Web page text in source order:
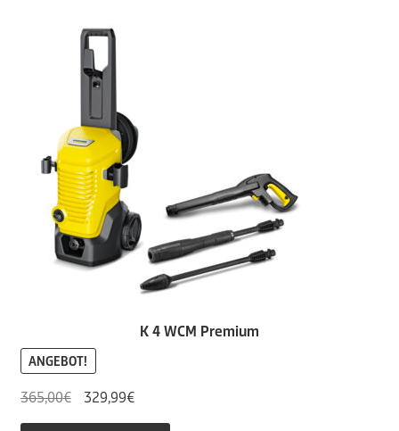
K 4 WCM Premium
ANGEBOT!
365,00€
Ursprünglicher
Preis
329,99€Aktueller
Preis